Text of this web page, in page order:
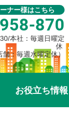
ナー様はこちら
870
本社：毎週日曜定
休
舗：毎週水曜定休）
お役立ち情報